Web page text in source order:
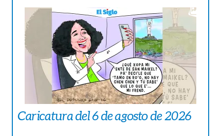
Caricatura del 6 de agosto de 2026